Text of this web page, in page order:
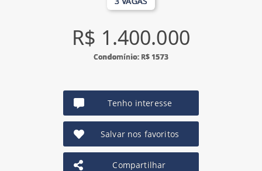
R$ 1.400.000
Condomínio: R$ 1573
Tenho interesse
Salvar nos favoritos
Compartilhar